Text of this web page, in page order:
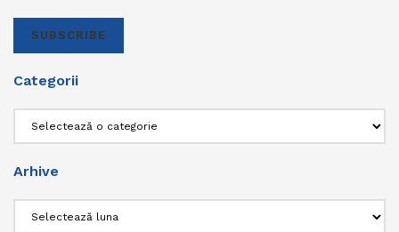
SUBSCRIBE
Categorii
Arhive